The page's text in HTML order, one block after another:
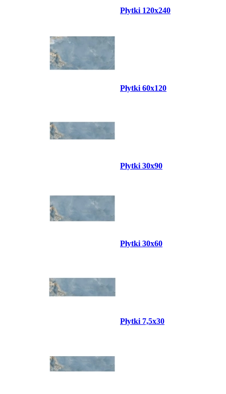
Płytki 120x240
Płytki 60x120
Płytki 30x90
Płytki 30x60
Płytki 7,5x30